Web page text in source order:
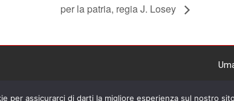
per la patria, regia J. Losey
per assicurarci di darti la migliore esperienza sul nostro